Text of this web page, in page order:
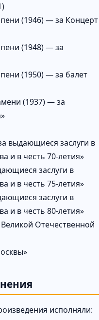
(1946) — за Концерт
(1948) — за
(1950) — за балет
(1937) — за
выдающиеся заслуги в
и в честь 70-летия»
заслуги в
и в честь 75-летия»
заслуги в
и в честь 80-летия»
Отечественной
исполняли: